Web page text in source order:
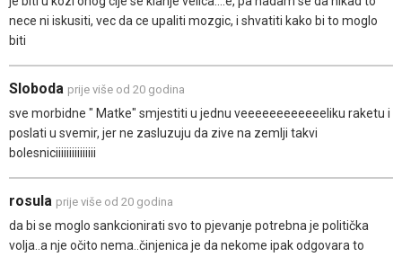
nece ni iskusiti, vec da ce upaliti mozgic, i shvatiti kako bi to moglo
biti
Sloboda prije više od 20 godina
sve morbidne " Matke" smjestiti u jednu veeeeeeeeeeeeliku raketu i
poslati u svemir, jer ne zasluzuju da zive na zemlji takvi
bolesniciiiiiiiiiiiiiii
rosula prije više od 20 godina
da bi se moglo sankcionirati svo to pjevanje potrebna je politička
volja..a nje očito nema..činjenica je da nekome ipak odgovara to